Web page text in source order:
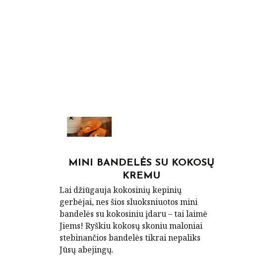
MINI BANDELĖS SU KOKOSŲ
KREMU
Lai džiūgauja kokosinių kepinių
gerbėjai, nes šios sluoksniuotos mini
bandelės su kokosiniu įdaru – tai laimė
Jiems! Ryškiu kokosų skoniu maloniai
stebinančios bandelės tikrai nepaliks
Jūsų abejingų.
NAVIGATION